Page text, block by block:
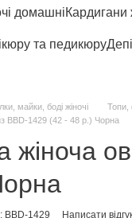
домашніКардигани
та педикюру
майки, боді жіночі
Топи,
BBD-1429 (42 - 48 р.) Чорна
жіноча
BBD-1429 Написати